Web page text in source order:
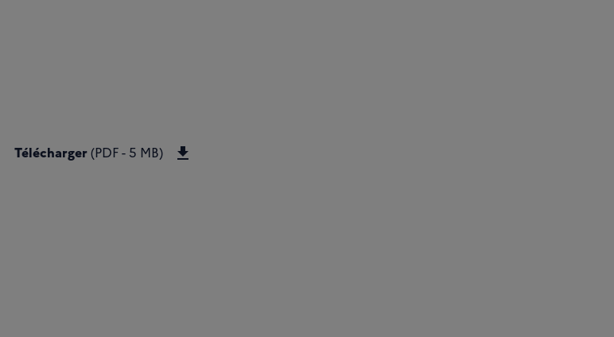
Télécharger (PDF - 5 MB)